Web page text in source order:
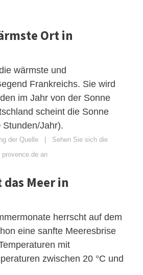
Ort in
wärmste und
Frankreichs. Sie wird
im Jahr von der Sonne
scheint die Sonne
Stunden/Jahr).
der Quelle | Sehen Sie sich die
an
Meer in
herrscht auf dem
eine sanfte Meeresbrise
mit
zwischen 20 °C und